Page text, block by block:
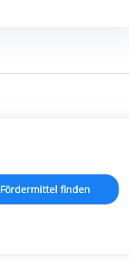
Fördermittel finden